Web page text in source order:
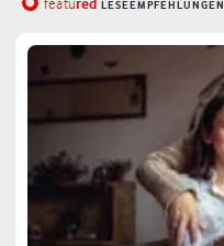
featu LESEEMPFEHLUNGEN